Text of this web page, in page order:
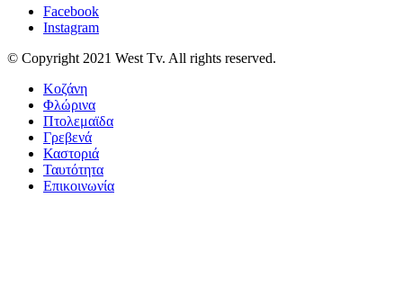
Facebook
Instagram
© Copyright 2021 West Tv. All rights reserved.
Κοζάνη
Φλώρινα
Πτολεμαϊδα
Γρεβενά
Καστοριά
Ταυτότητα
Επικοινωνία